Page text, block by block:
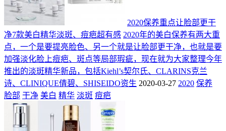
2020保养重点让脸部更干
净7款美白精华淡斑、痘疤超有感 2020年的美白保养有两大重
点，一个是要提亮脸色、另一个就是让脸部更干净，也就是要
加强淡化脸上痘疤、斑点等局部瑕疵，现在就为大家整理今年
推出的淡斑精华新品，包括Kiehl’s契尔氏、CLARINS克兰
诗、CLINIQUE倩碧、SHISEIDO资生 2020-03-27 2020 保养
脸部 干净 美白 精华 淡斑 痘疤